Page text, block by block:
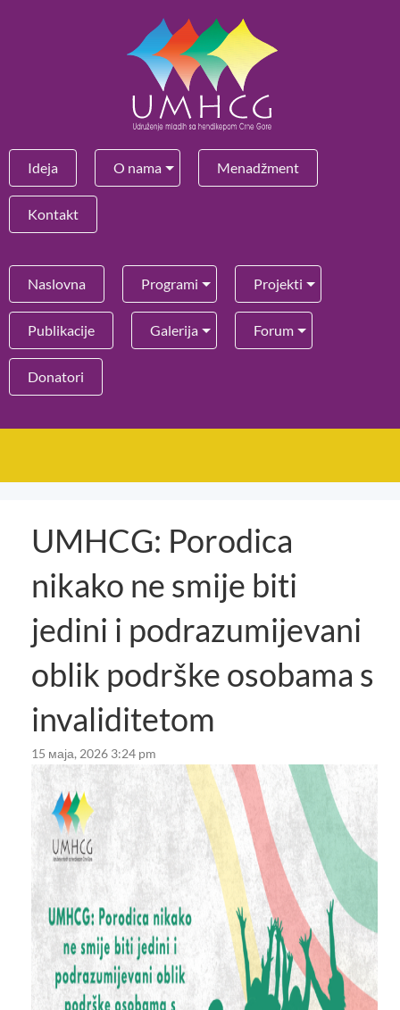
Ideja O nama Menadžment
Kontakt
Naslovna Programi Projekti
Publikacije Galerija Forum
Donatori
UMHCG: Porodica
nikako ne smije biti
jedini i podrazumijevani
oblik podrške osobama s
invaliditetom
15 маја, 2026 3:24 pm